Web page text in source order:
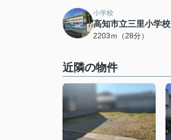
小学校
高知市立三里小学校
2203ｍ（28分）
近隣の物件